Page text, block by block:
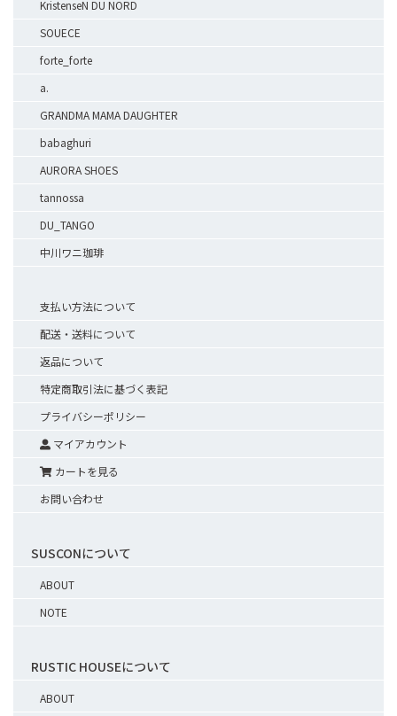
KristenseN DU NORD
SOUECE
forte_forte
a.
GRANDMA MAMA DAUGHTER
babaghuri
AURORA SHOES
tannossa
DU_TANGO
中川ワニ珈琲
支払い方法について
配送・送料について
返品について
特定商取引法に基づく表記
プライバシーポリシー
マイアカウント
カートを見る
お問い合わせ
SUSCONについて
ABOUT
NOTE
RUSTIC HOUSEについて
ABOUT